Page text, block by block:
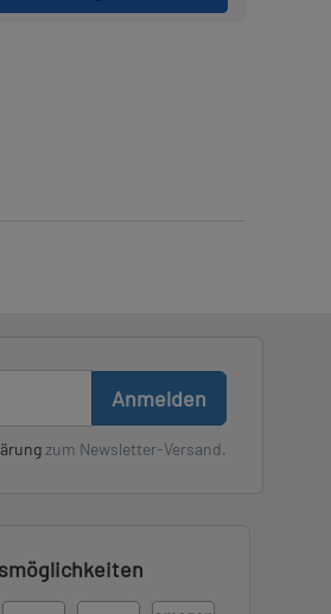
Anmelden
zum Newsletter-Versand.